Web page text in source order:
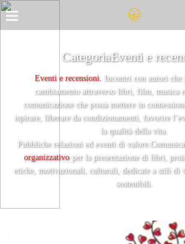
CategoriaEventi e
Eventi e recensioni. Incontri con autori
cambiamento attraverso libri, film, musica
comunicazione che possa mettere in
ispirare, liberare da condizionamenti, favorire
la qualità della vita.
Pubbliche relazioni ed eventi di valore.
organizzativoper la presentazione di libri,
etiche, motivazionali, culturali, dedicate a stili di
sostenibili.